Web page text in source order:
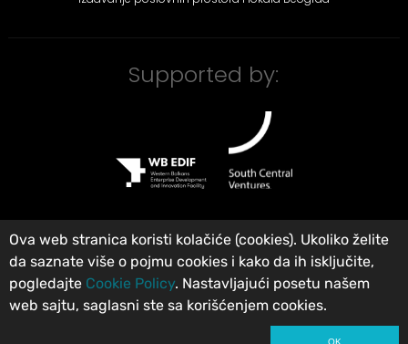
Supported by:
©City Expert Global d.o.o Agencija za nekretnine Beograd, Srbija.
Registrovan u Registru posrednika pod brojem: 313. Sva prava zadržana.
Uslovi korišćenja Privatnost Opšti uslovi poslovanja
Ova web stranica koristi kolačiće (cookies). Ukoliko želite
da saznate više o pojmu cookies i kako da ih isključite,
pogledajte Cookie Policy. Nastavljajući posetu našem
web sajtu, saglasni ste sa korišćenjem cookies.